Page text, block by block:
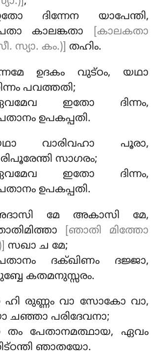
ദിന്നേന യാപേന്തി,
കാലങ്കതാ
[കാലകതാ
സ്യാ. കം.)] തഹിം.
ഉദകം വുട്ഠം, യഥാ
പവത്തതി;
ഇതോ ദിന്നം,
ഉപകപ്പതി.
വാരിവഹാ പൂരാ,
സാഗരം;
ഇതോ ദിന്നം,
ഉപകപ്പതി.
മേ അകാസി മേ,
[ഞാതി മിത്തോ
സഖാ ച മേ;
ദക്ഖിണം ദജ്ജാ,
കതമനുസ്സരം.
ഹി രുണ്ണം വാ സോകോ വാ,
ചഞ്ഞാ പരിദേവനാ;
തം പേതാനമത്ഥായ, ഏവം
ഞാതയോ.